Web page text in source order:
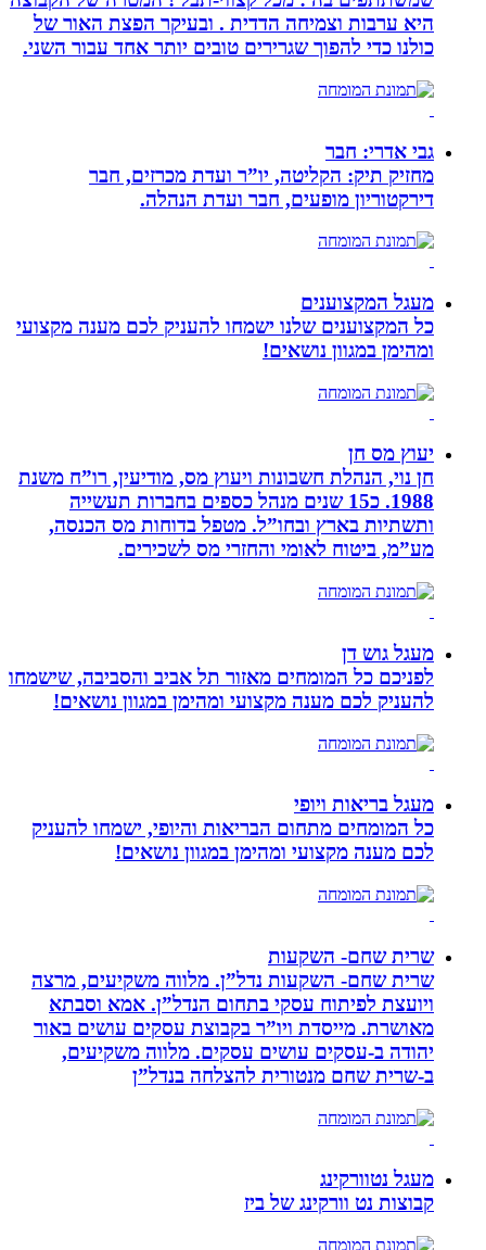
היא ערבות וצמיחה הדדית . ובעיקר הפצת האור של
כולנו כדי להפוך שגרירים טובים יותר אחד עבור השני.
גבי אדרי: חבר
מחזיק תיק: הקליטה, יו”ר ועדת מכרזים, חבר
דירקטוריון מופעים, חבר ועדת הנהלה.
מעגל המקצוענים
כל המקצוענים שלנו ישמחו להעניק לכם מענה מקצועי
ומהימן במגוון נושאים!
יעוץ מס חן
חן נוי, הנהלת חשבונות ויעוץ מס, מודיעין, רו”ח משנת
1988. כ15 שנים מנהל כספים בחברות תעשייה
ותשתיות בארץ ובחו”ל. מטפל בדוחות מס הכנסה,
מע”מ, ביטוח לאומי והחזרי מס לשכירים.
מעגל גוש דן
לפניכם כל המומחים מאזור תל אביב והסביבה, שישמחו
להעניק לכם מענה מקצועי ומהימן במגוון נושאים!
מעגל בריאות ויופי
כל המומחים מתחום הבריאות והיופי, ישמחו להעניק
לכם מענה מקצועי ומהימן במגוון נושאים!
שרית שחם- השקעות
שרית שחם- השקעות נדל”ן. מלווה משקיעים, מרצה
ויועצת לפיתוח עסקי בתחום הנדל”ן. אמא וסבתא
מאושרת. ‏מייסדת ויו”ר בקבוצת עסקים עושים באור
יהודה‏ ב-‏עסקים עושים עסקים‏. ‏מלווה משקיעים,
ב-‏שרית שחם מנטורית להצלחה בנדל”ן‏
מעגל נטוורקינג
קבוצות נט וורקינג של ביז